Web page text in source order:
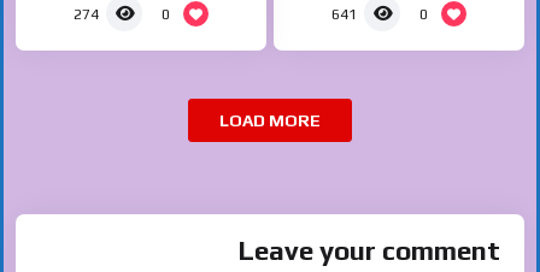
0
641
0
274
LOAD MORE
Leave your comment